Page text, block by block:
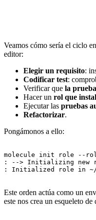
Veamos cómo sería el ciclo
editor:
Elegir un requisito:
Codificar test:
Verificar que la
Hacer un rol que
Ejecutar las pruebas
Refactorizar.
Pongámonos a ello:
molecule init role --
: --> Initializing new
: Initialized role in ~/
Este orden actúa como un
este nos crea un esqueleto